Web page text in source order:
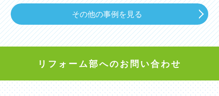
その他の事例を見る
リフォーム部へのお問い合わせ